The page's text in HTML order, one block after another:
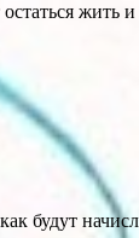
жить
будут